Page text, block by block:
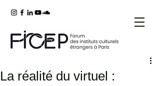
La réalité du virtuel :